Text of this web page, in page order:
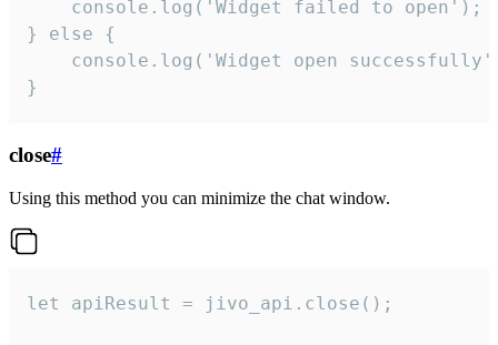
    console.log('Widget failed to open');
} else {
console.log('Widget open
}
close#
Using this method you can minimize the chat window.
let apiResult = jivo_api.close();